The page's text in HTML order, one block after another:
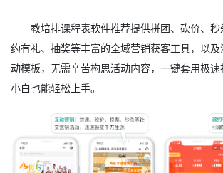
教培排课程表软件推荐提供拼团、砍价、
约有礼、抽奖等丰富的全域营销获客工具，以
动模板，无需辛苦构思活动内容，一键套用极速
小白也能轻松上手。